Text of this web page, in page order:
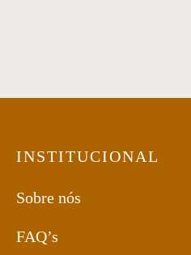
INSTITUCIONAL
Sobre nós
FAQ’s